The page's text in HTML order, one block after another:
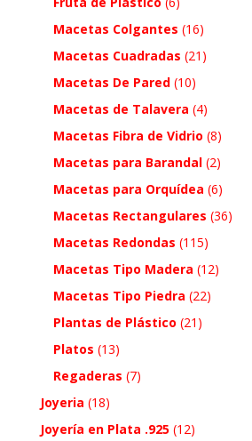
Macetas Colgantes (16)
Macetas Cuadradas (21)
Macetas De Pared (10)
Macetas de Talavera (4)
Macetas Fibra de Vidrio (8)
Macetas para Barandal (2)
Macetas para Orquídea (6)
Macetas Rectangulares (36)
Macetas Redondas (115)
Macetas Tipo Madera (12)
Macetas Tipo Piedra (22)
Plantas de Plástico (21)
Platos (13)
Regaderas (7)
Joyeria (18)
Joyería en Plata .925 (12)